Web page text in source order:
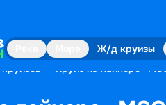
Ж/д круизы
Круиз на лайнере